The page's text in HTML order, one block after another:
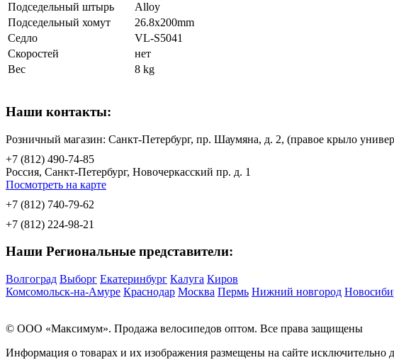
Подседельный штырь
Alloy
Подседельный хомут
26.8x200mm
Седло
VL-S5041
Скоростей
нет
Вес
8 kg
Наши контакты:
Розничный магазин: Санкт-Петербург, пр. Шаумяна, д. 2, (правое крыло
+7 (812) 490-74-85
Россия, Санкт-Петербург, Новочеркасский пр. д. 1
Посмотреть на карте
+7 (812) 740-79-62
+7 (812) 224-98-21
Наши Региональные представители:
Волгоград Выборг Екатеринбург Калуга Киров
Комсомольск-на-Амуре Краснодар Москва Пермь Нижний новгород
© OOO «Максимум». Продажа велосипедов оптом. Все права защищены
Информация о товарах и их изображения размещены на сайте